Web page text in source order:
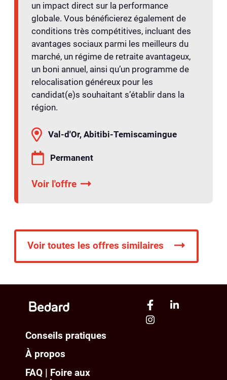
un impact direct sur la performance
globale. Vous bénéficierez également de
conditions très compétitives, incluant des
avantages sociaux parmi les meilleurs du
marché, un régime de retraite avantageux,
un boni annuel, ainsi qu’un programme de
relocalisation généreux pour les
candidat(e)s souhaitant s’établir dans la
région.
Val-d'Or, Abitibi-Temiscamingue
Permanent
Voir l'offre
Voir toutes les offres similaires
Conseils pratiques
À propos
FAQ | Foire aux